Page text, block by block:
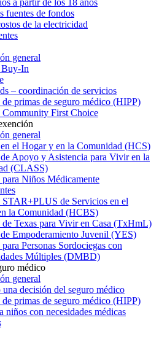
fuentes de fondos
de la electricidad
general
In
– coordinación de servicios
de primas de seguro médico (HIPP)
Community First Choice
general
el Hogar y en la Comunidad (HCS)
Apoyo y Asistencia para Vivir en la
(CLASS)
para Niños Médicamente
STAR+PLUS de Servicios en el
la Comunidad (HCBS)
de Texas para Vivir en Casa (TxHmL)
Empoderamiento Juvenil (YES)
Personas Sordociegas con
Múltiples (DMBD)
médico
general
decisión del seguro médico
de primas de seguro médico (HIPP)
niños con necesidades médicas